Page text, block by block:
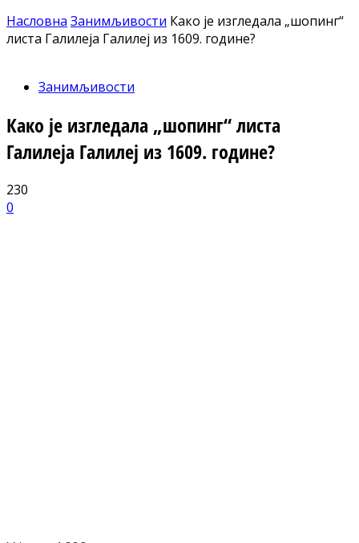
Насловна Занимљивости Како је изгледала „шопинг“
листа Галилеја Галилеј из 1609. године?
Занимљивости
Како је изгледала „шопинг“ листа
Галилеја Галилеј из 1609. године?
230
0